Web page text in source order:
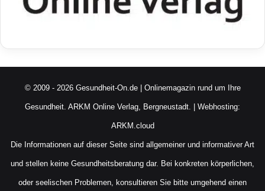
© 2009 - 2026 Gesundheit-On.de | Onlinemagazin rund um Ihre
Gesundheit. ARKM Online Verlag, Bergneustadt. | Webhosting:
ARKM.cloud
Die Informationen auf dieser Seite sind allgemeiner und informativer Art
und stellen keine Gesundheitsberatung dar. Bei konkreten körperlichen,
oder seelischen Problemen, konsultieren Sie bitte umgehend einen